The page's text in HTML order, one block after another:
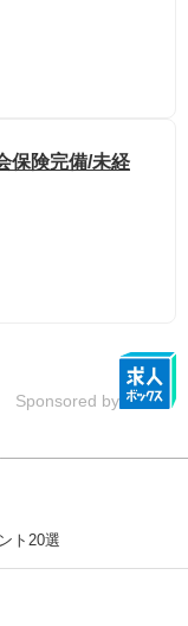
保険完備/未経
Sponsored by
ト20選